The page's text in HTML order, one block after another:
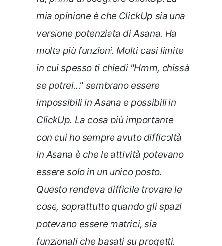
mia opinione è che ClickUp sia una
versione potenziata di Asana. Ha
molte più funzioni. Molti casi limite
in cui spesso ti chiedi "Hmm, chissà
se potrei..." sembrano essere
impossibili in Asana e possibili in
ClickUp. La cosa più importante
con cui ho sempre avuto difficoltà
in Asana è che le attività potevano
essere solo in un unico posto.
Questo rendeva difficile trovare le
cose, soprattutto quando gli spazi
potevano essere matrici, sia
funzionali che basati su progetti.